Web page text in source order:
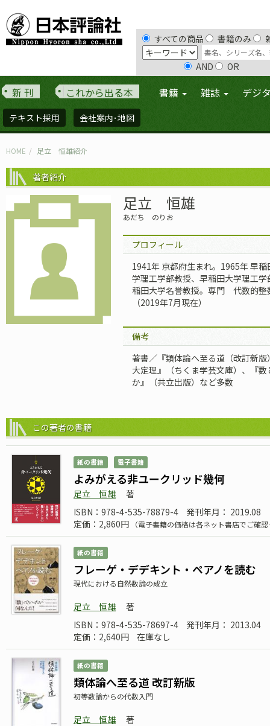
すべての商品 書籍のみ
AND OR
新 刊 これから出る本 書籍 雑誌 デジ
テキスト採用 会社案内･地図
HOME 足立 恒雄紹介
著者紹介
足立 恒雄
あだち のりお
プロフィール
1941年 京都府生まれ。1965年 早
学理工学部教授、早稲田大学理工
稲田大学名誉教授。専門 代数的整
（2019年7月現在）
備考
著書／『類体論へ至る道（改訂新
大定理』（ちくま学芸文庫）、『
か』（共立出版）など多数
この著者の書籍
紙の書籍 電子書籍
よみがえる非ユークリッド幾何
足立 恒雄
著
ISBN：978-4-535-78879-4
発刊年月： 2019.08
定価：2,860円
（電子書籍の価格は各ネット書店でご確
紙の書籍
フレーゲ・デデキント・ペアノを読む
現代における自然数論の成立
足立 恒雄
著
ISBN：978-4-535-78697-4
発刊年月： 2013.04
定価：2,640円
在庫なし
紙の書籍
類体論へ至る道 改訂新版
初等数論からの代数入門
足立 恒雄
著